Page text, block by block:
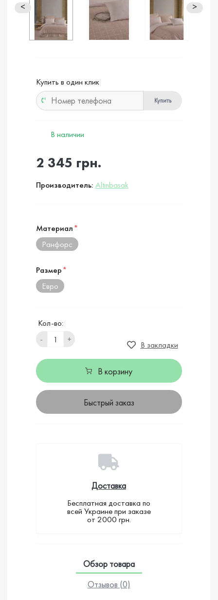
< >
Купить в один клик
Купить
В наличии
2 345 грн.
Производитель: Altinbasak
Материал*
Ранфорс
Размер*
Евро
Кол-во:
-
+
В закладки
В корзину
Быстрый заказ
Доставка
Бесплатная доставка по
всей Украине при заказе
от 2000 грн.
Обзор товара
Отзывов (0)